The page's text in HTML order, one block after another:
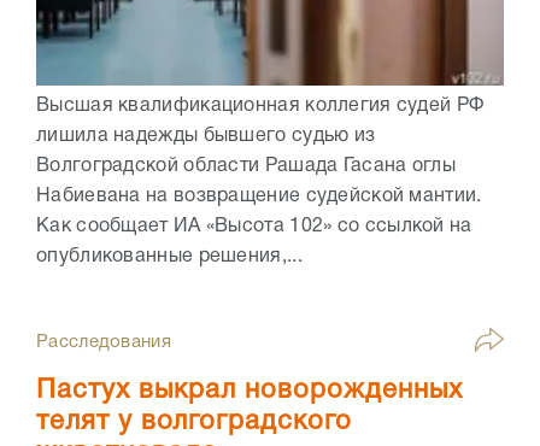
Высшая квалификационная коллегия судей РФ
лишила надежды бывшего судью из
Волгоградской области Рашада Гасана оглы
Набиевана на возвращение судейской мантии.
Как сообщает ИА «Высота 102» со ссылкой на
опубликованные решения,...
Расследования
Пастух выкрал новорожденных
телят у волгоградского